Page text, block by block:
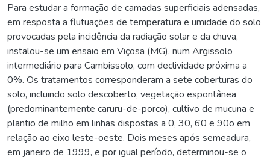
Para estudar a formação de camadas superficiais adensadas,
em resposta a flutuações de temperatura e umidade do solo
provocadas pela incidência da radiação solar e da chuva,
instalou-se um ensaio em Viçosa (MG), num Argissolo
intermediário para Cambissolo, com declividade próxima a
0%. Os tratamentos corresponderam a sete coberturas do
solo, incluindo solo descoberto, vegetação espontânea
(predominantemente caruru-de-porco), cultivo de mucuna e
plantio de milho em linhas dispostas a 0, 30, 60 e 90o em
relação ao eixo leste-oeste. Dois meses após semeadura,
em janeiro de 1999, e por igual período, determinou-se o